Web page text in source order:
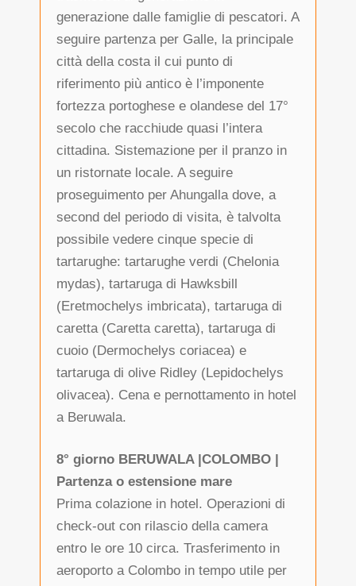
generazione dalle famiglie di pescatori. A
seguire partenza per Galle, la principale
città della costa il cui punto di
riferimento più antico è l’imponente
fortezza portoghese e olandese del 17°
secolo che racchiude quasi l’intera
cittadina. Sistemazione per il pranzo in
un ristornate locale. A seguire
proseguimento per Ahungalla dove, a
second del periodo di visita, è talvolta
possibile vedere cinque specie di
tartarughe: tartarughe verdi (Chelonia
mydas), tartaruga di Hawksbill
(Eretmochelys imbricata), tartaruga di
caretta (Caretta caretta), tartaruga di
cuoio (Dermochelys coriacea) e
tartaruga di olive Ridley (Lepidochelys
olivacea). Cena e pernottamento in hotel
a Beruwala.
8° giorno BERUWALA |COLOMBO |
Partenza o estensione mare
Prima colazione in hotel. Operazioni di
check-out con rilascio della camera
entro le ore 10 circa. Trasferimento in
aeroporto a Colombo in tempo utile per